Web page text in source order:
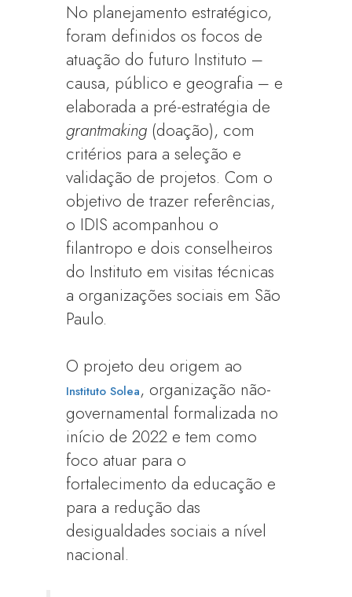
No planejamento estratégico,
foram definidos os focos de
atuação do futuro Instituto –
causa, público e geografia – e
elaborada a pré-estratégia de
grantmaking (doação), com
critérios para a seleção e
validação de projetos. Com o
objetivo de trazer referências,
o IDIS acompanhou o
filantropo e dois conselheiros
do Instituto em visitas técnicas
a organizações sociais em São
Paulo.
O projeto deu origem ao
Instituto Solea, organização não-
governamental formalizada no
início de 2022 e tem como
foco atuar para o
fortalecimento da educação e
para a redução das
desigualdades sociais a nível
nacional.